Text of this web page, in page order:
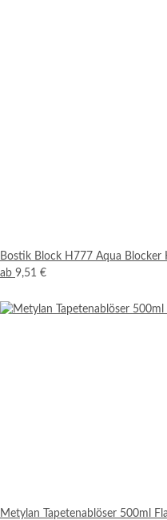
Bostik Block H777 Aqua Blocker
ab 9,51 €
Metylan Tapetenablöser 500ml